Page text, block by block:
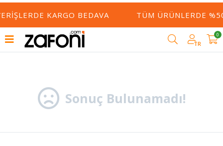
KARGO BEDAVA TÜM ÜRÜNLERDE
TR
0
Filtrele
Sonuç Bulunamadı!